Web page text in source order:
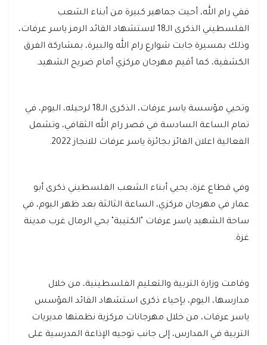
ففي رام الله، أحيت جماهير كبيرة من أبناء الشعب
الفلسطيني الذكرى الـ18 لاستشهاد القائد الرمز ياسر عرفات،
وذلك بمسيرة جابت شوارع رام الله والبيرة، بمشاركة الفرق
الكشفية، كما أقيم مهرجان مركزي أمام ضريح الشهيد.
وتحيي مؤسسة ياسر عرفات، الذكرى الـ18 لرحيله، اليوم، في
تمام الساعة السادسة في قصر رام الله الثقافي، وتشمل
الفعالية اعلان الفائز بجائزة ياسر عرفات للانجاز 2022.
وفي قطاع غزة، يحيي أبناء الشعب الفلسطيني ذكرى أبو
عمار في مهرجان مركزي، الساعة الثالثة بعد ظهر اليوم، في
ساحة الشهيد ياسر عرفات "الكتيبة" بحي الرمال غرب مدينة
غزة.
وقامت وزارة التربية والتعليم الفلسطينية، من خلال
مدارسها، اليوم، بإحياء ذكرى استشهاد القائد المؤسس
ياسر عرفات، من خلال مهرجانات مركزية نظمتها مديريات
التربية في المدارس، إلى جانب توجيه الإذاعة المدرسية على